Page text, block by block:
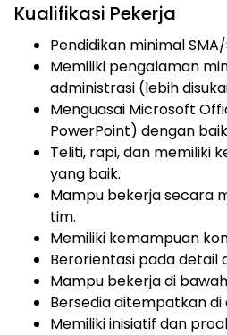
Kualifikasi Pekerja
Pendidikan minimal
Memiliki pengalaman
administrasi (lebih
Menguasai Microsoft
PowerPoint) dengan
Teliti, rapi, dan memiliki
yang baik.
Mampu bekerja secara
tim.
Memiliki kemampuan
Berorientasi pada detail
Mampu bekerja di
Bersedia ditempatkan
Memiliki inisiatif dan